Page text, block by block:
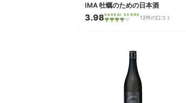
IMA 牡蠣のための日本酒
3.98SAKEAI SCORE 12件の口コミ